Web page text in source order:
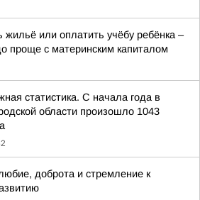
жильё или оплатить учёбу ребёнка –
проще с материнским капиталом
статистика. С начала года в
области произошло 1043
доброта и стремление к